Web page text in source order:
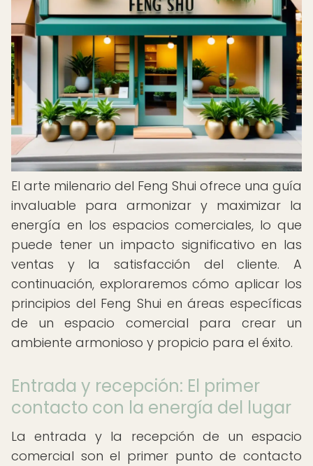
El arte milenario del Feng Shui ofrece una guía
invaluable para armonizar y maximizar la
energía en los espacios comerciales, lo que
puede tener un impacto significativo en las
ventas y la satisfacción del cliente. A
continuación, exploraremos cómo aplicar los
principios del Feng Shui en áreas específicas
de un espacio comercial para crear un
ambiente armonioso y propicio para el éxito.
Entrada y recepción: El primer
contacto con la energía del lugar
La entrada y la recepción de un espacio
comercial son el primer punto de contacto